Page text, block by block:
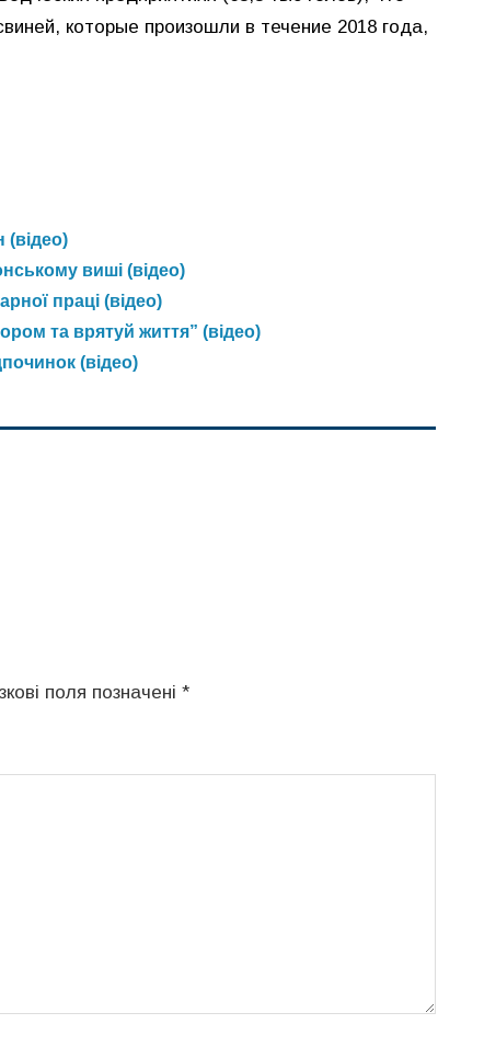
которые произошли в течение 2018 года,
(відео)
виші (відео)
праці (відео)
та врятуй життя” (відео)
(відео)
поля позначені *